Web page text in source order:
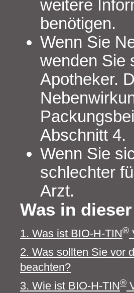
weitere
benötigen.
Wenn Sie
wenden Sie
Apotheker.
Abschnitt 4.
Wenn Sie
schlechter
Arzt.
Was in
1. Was ist BIO-H-TIN®
2. Was sollten Sie vor
beachten?
3. Wie ist BIO-H-TIN®